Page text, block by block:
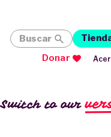
Switch to our
Buscar
Donar